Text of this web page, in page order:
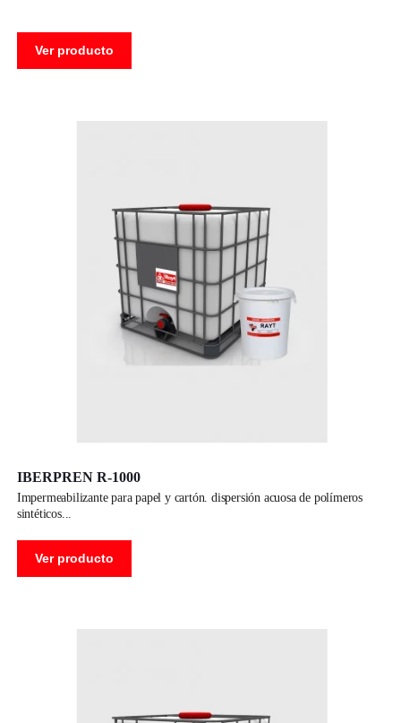
Ver producto
IBERPREN R-1000
impermeabilizante para papel y cartón. dispersión acuosa de polímeros
sintéticos
Ver producto